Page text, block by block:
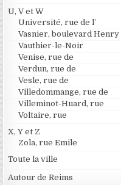
U, V et W
Université, rue de l’
Vasnier, boulevard Henry
Vauthier-le-Noir
Venise, rue de
Verdun, rue de
Vesle, rue de
Villedommange, rue de
Villeminot-Huard, rue
Voltaire, rue
X, Y et Z
Zola, rue Emile
Toute la ville
Autour de Reims